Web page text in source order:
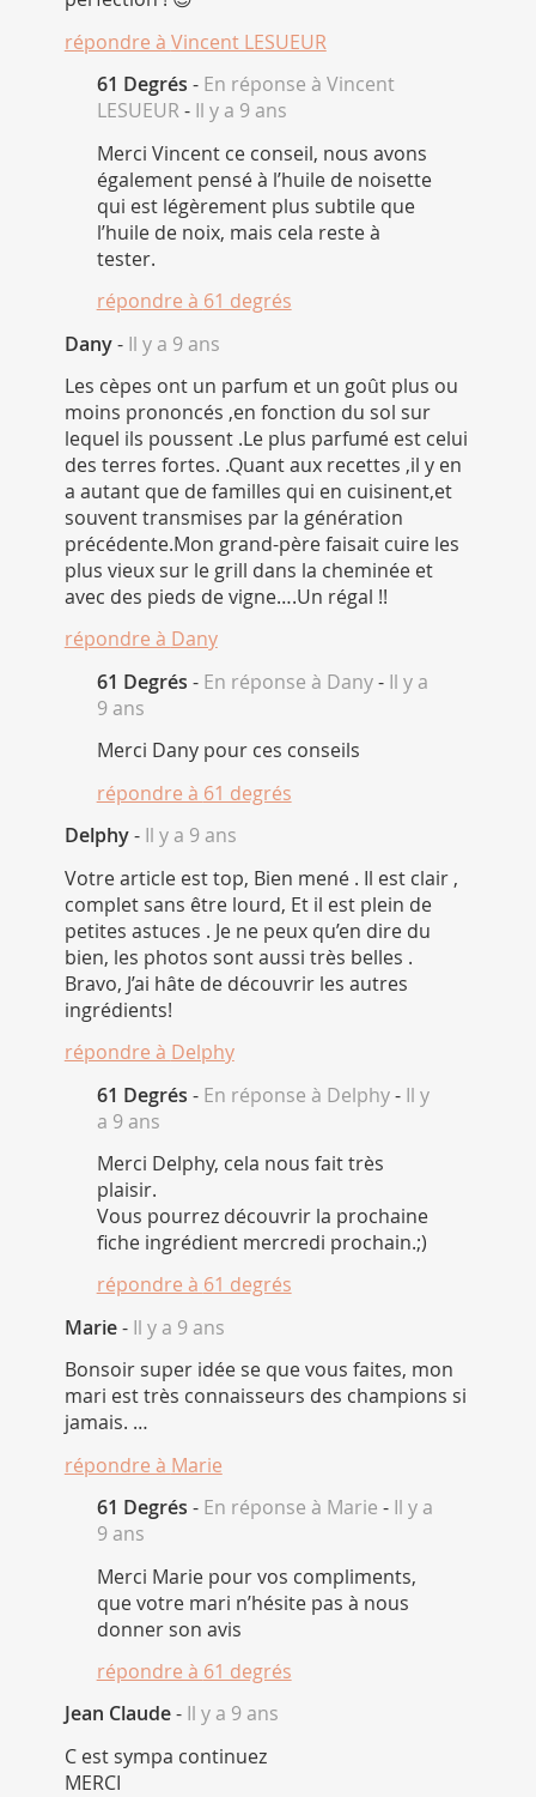
répondre à Vincent LESUEUR
61 Degrés - En réponse à Vincent
LESUEUR- Il y a 9 ans
Merci Vincent ce conseil, nous avons
également pensé à l’huile de noisette
qui est légèrement plus subtile que
l’huile de noix, mais cela reste à
tester.
répondre à 61 degrés
Dany- Il y a 9 ans
Les cèpes ont un parfum et un goût plus ou
moins prononcés ,en fonction du sol sur
lequel ils poussent .Le plus parfumé est celui
des terres fortes. .Quant aux recettes ,il y en
a autant que de familles qui en cuisinent,et
souvent transmises par la génération
précédente.Mon grand-père faisait cuire les
plus vieux sur le grill dans la cheminée et
avec des pieds de vigne….Un régal !!
répondre à Dany
61 Degrés - En réponse à Dany- Il y a
9 ans
Merci Dany pour ces conseils
répondre à 61 degrés
Delphy- Il y a 9 ans
Votre article est top, Bien mené . Il est clair ,
complet sans être lourd, Et il est plein de
petites astuces . Je ne peux qu’en dire du
bien, les photos sont aussi très belles .
Bravo, J’ai hâte de découvrir les autres
ingrédients!
répondre à Delphy
61 Degrés - En réponse à Delphy- Il y
a 9 ans
Merci Delphy, cela nous fait très
plaisir.
Vous pourrez découvrir la prochaine
fiche ingrédient mercredi prochain.;)
répondre à 61 degrés
Marie- Il y a 9 ans
Bonsoir super idée se que vous faites, mon
mari est très connaisseurs des champions si
jamais. …
répondre à Marie
61 Degrés - En réponse à Marie - Il y a
9 ans
Merci Marie pour vos compliments,
que votre mari n’hésite pas à nous
donner son avis
répondre à 61 degrés
Jean Claude- Il y a 9 ans
C est sympa continuez
MERCI